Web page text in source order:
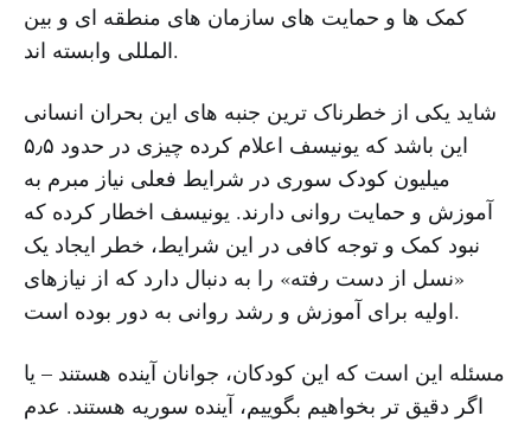
کمک ها و حمایت های سازمان های منطقه ای و بین
المللی وابسته اند.
شاید یکی از خطرناک ترین جنبه های این بحران انسانی
این باشد که یونیسف اعلام کرده چیزی در حدود ۵٫۵
میلیون کودک سوری در شرایط فعلی نیاز مبرم به
آموزش و حمایت روانی دارند. یونیسف اخطار کرده که
نبود کمک و توجه کافی در این شرایط، خطر ایجاد یک
«نسل از دست رفته» را به دنبال دارد که از نیازهای
اولیه برای آموزش و رشد روانی به دور بوده است.
مسئله این است که این کودکان، جوانان آینده هستند – یا
اگر دقیق تر بخواهیم بگوییم، آینده سوریه هستند. عدم